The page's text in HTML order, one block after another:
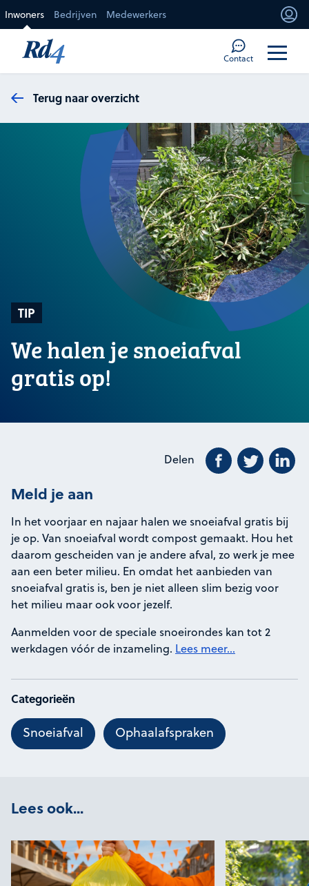
Inwoners Bedrijven Medewerkers
Contact
Terug naar overzicht
TIP
We halen je snoeiafval
gratis op!
Delen Deel ditDeel dit
Meld je aan
In het voorjaar en najaar halen we snoeiafval gratis bij
je op. Van snoeiafval wordt compost gemaakt. Hou het
daarom gescheiden van je andere afval, zo werk je mee
aan een beter milieu. En omdat het aanbieden van
snoeiafval gratis is, ben je niet alleen slim bezig voor
het milieu maar ook voor jezelf.
Aanmelden voor de speciale snoeirondes kan tot 2
werkdagen vóór de inzameling. Lees meer...
Categorieën
Snoeiafval Ophaalafspraken
Lees ook...